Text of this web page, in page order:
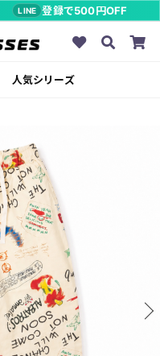
LINE 登録で500円OFF
人気シリーズ